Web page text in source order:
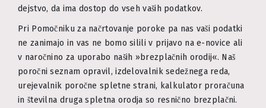
dejstvo, da ima dostop do vseh vaših podatkov.
Pri Pomočniku za načrtovanje poroke pa nas vaši podatki
ne zanimajo in vas ne bomo silili v prijavo na e-novice ali
v naročnino za uporabo naših »brezplačnih orodij«. Naš
poročni seznam opravil, izdelovalnik sedežnega reda,
urejevalnik poročne spletne strani, kalkulator proračuna
in številna druga spletna orodja so resnično brezplačni.